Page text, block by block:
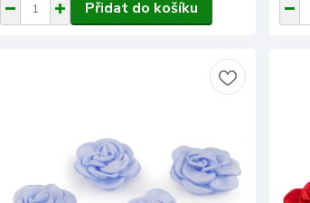
Přidat do košíku